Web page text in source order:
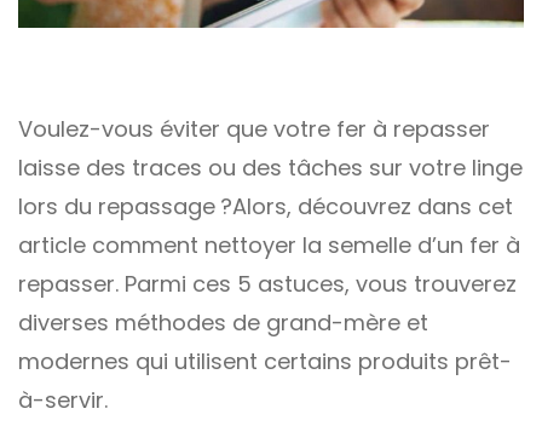
Voulez-vous éviter que votre fer à repasser
laisse des traces ou des tâches sur votre linge
lors du repassage ?Alors, découvrez dans cet
article comment nettoyer la semelle d’un fer à
repasser. Parmi ces 5 astuces, vous trouverez
diverses méthodes de grand-mère et
modernes qui utilisent certains produits prêt-
à-servir.